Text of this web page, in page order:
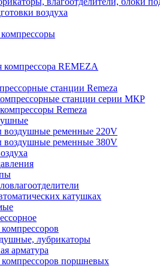
воздуха
компрессора REMEZA
станции Remeza
станции серии МКР
Remeza
воздушные ременные 220V
воздушные ременные 380V
катушках
лубрикаторы
арматура
компрессоров поршневых